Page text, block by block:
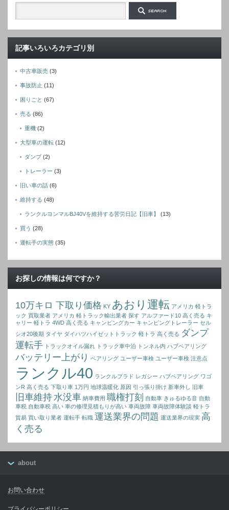
記事いろいろカテゴリ別
中古車販売 (3)
事故防止 (11)
困りごと (67)
売る (86)
重機 (2)
大型車の運転 (12)
ダンプ(2)
トレーラー (3)
旧い車の話 (6)
維持する (48)
ランクルヨンマルBJ40Vを維持する苦労日記【旧車】 (13)
買う (28)
運転手の実態 (35)
お探しの情報は何ですか？
10万キロ 下取り価格 KY あおり運転 アメリカ 軽トラ
ック 買取業者 アメリカ 軽トラック輸出業者 探す アルファード10 高く売る キ
ャリー 軽トラ 4WD 高く売る キャンピングカー キャンピングトレーラー セル
シオ20後期 タイヤ ダイハツハイゼットトラック 軽トラ 高く売る ダンプ
運転手 トラックオイル漏れ トラック車中泊 トンネル内 ハブベアリング
バッテリー上がり ベアリング ユーザー車検 ユーザー車検 注意点
ランクル40 ランクルプラド レガシー ハブベアリング ワゴ
ンR 高く売る 下取り車 1万円 地球温暖化 原因 引っ張り掛け 新車外し 旧車
旧車維持水没車 納車費用 職権打刻 自動車 きゅるゆる音 自動
車税 自動車税 高い 車の修理見積もりが高い 車両故障 車両故障体験談 軽トラ
貿易 買い取り業者 運転手 転職 運送業界の問題 運送業界の現実 高
く売る
about
お問い合わせ